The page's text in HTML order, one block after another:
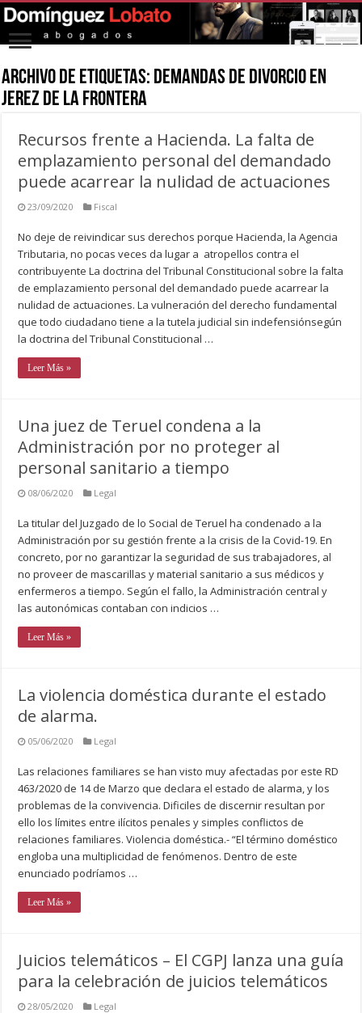
Archivo de Etiquetas: demandas de divorcio en
jerez de la frontera
Recursos frente a Hacienda. La falta de
emplazamiento personal del demandado
puede acarrear la nulidad de actuaciones
23/09/2020 Fiscal
No deje de reivindicar sus derechos porque Hacienda, la Agencia
Tributaria, no pocas veces da lugar a atropellos contra el
contribuyente La doctrina del Tribunal Constitucional sobre la falta
de emplazamiento personal del demandado puede acarrear la
nulidad de actuaciones. La vulneración del derecho fundamental
que todo ciudadano tiene a la tutela judicial sin indefensiónsegún
la doctrina del Tribunal Constitucional …
Leer Más »
Una juez de Teruel condena a la
Administración por no proteger al
personal sanitario a tiempo
08/06/2020 Legal
La titular del Juzgado de lo Social de Teruel ha condenado a la
Administración por su gestión frente a la crisis de la Covid-19. En
concreto, por no garantizar la seguridad de sus trabajadores, al
no proveer de mascarillas y material sanitario a sus médicos y
enfermeros a tiempo. Según el fallo, la Administración central y
las autonómicas contaban con indicios …
Leer Más »
La violencia doméstica durante el estado
de alarma.
05/06/2020 Legal
Las relaciones familiares se han visto muy afectadas por este RD
463/2020 de 14 de Marzo que declara el estado de alarma, y los
problemas de la convivencia. Dificiles de discernir resultan por
ello los límites entre ilícitos penales y simples conflictos de
relaciones familiares. Violencia doméstica.- “El término doméstico
engloba una multiplicidad de fenómenos. Dentro de este
enunciado podríamos …
Leer Más »
Juicios telemáticos – El CGPJ lanza una guía
para la celebración de juicios telemáticos
28/05/2020 Legal